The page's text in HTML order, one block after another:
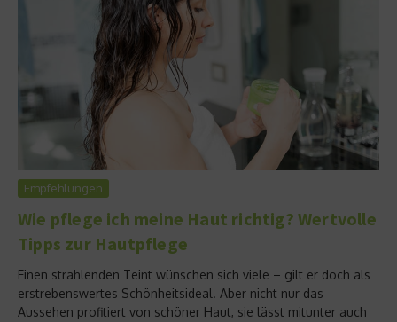
Empfehlungen
Wie pflege ich meine Haut richtig? Wertvolle
Tipps zur Hautpflege
Einen strahlenden Teint wünschen sich viele – gilt er doch als
erstrebenswertes Schönheitsideal. Aber nicht nur das
Aussehen profitiert von schöner Haut, sie lässt mitunter auch